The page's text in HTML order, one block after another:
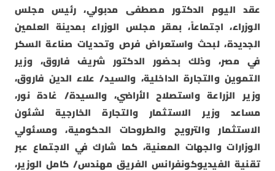
عقد اليوم الدكتور مصطفى مدبولي، رئيس مجلس
الوزراء، اجتماعاً، بمقر مجلس الوزراء بمدينة العلمين
الجديدة، لبحث واستعراض فرص وتحديات صناعة السكر
في مصر، وذلك بحضور الدكتور شريف فاروق، وزير
التموين والتجارة الداخلية، والسيد/ علاء الدين فاروق،
وزير الزراعة واستصلاح الأراضي، والسيدة/ غادة نور،
مساعد وزير الاستثمار والتجارة الخارجية لشئون
الاستثمار والترويج والطروحات الحكومية، ومسئولي
الوزارات والجهات المعنية، كما شارك في الاجتماع عبر
تقنية الفيديوكونفرانس الفريق مهندس/ كامل الوزير،